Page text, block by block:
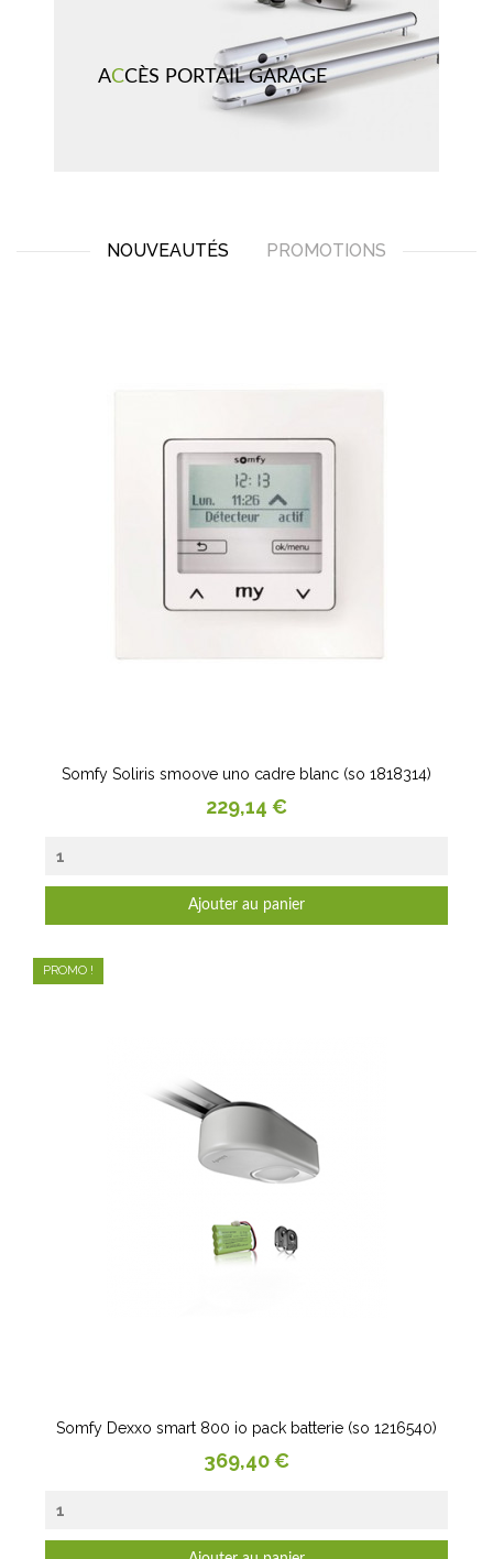
ACCÈS PORTAIL GARAGE
NOUVEAUTÉS PROMOTIONS
Somfy Soliris smoove uno cadre blanc (so 1818314)
Prix
229,14 €
Ajouter au panier
Somfy Dexxo smart 800 io pack batterie (so 1216540)
Prix
369,40 €
PROMO !